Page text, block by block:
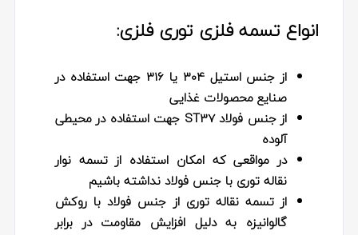
انواع تسمه فلزی توری فلزی:
از جنس استیل 304 یا 316 جهت استفاده در
صنایع محصولات غذایی
از جنس فولاد ST37 جهت استفاده در محیطی
آلوده
در مواقعی که امکان استفاده از تسمه نوار
نقاله توری با جنس فولاد نداشته باشیم
از تسمه نقاله توری از جنس فولاد با روکش
گالوانیزه به دلیل افزایش مقاومت در برابر